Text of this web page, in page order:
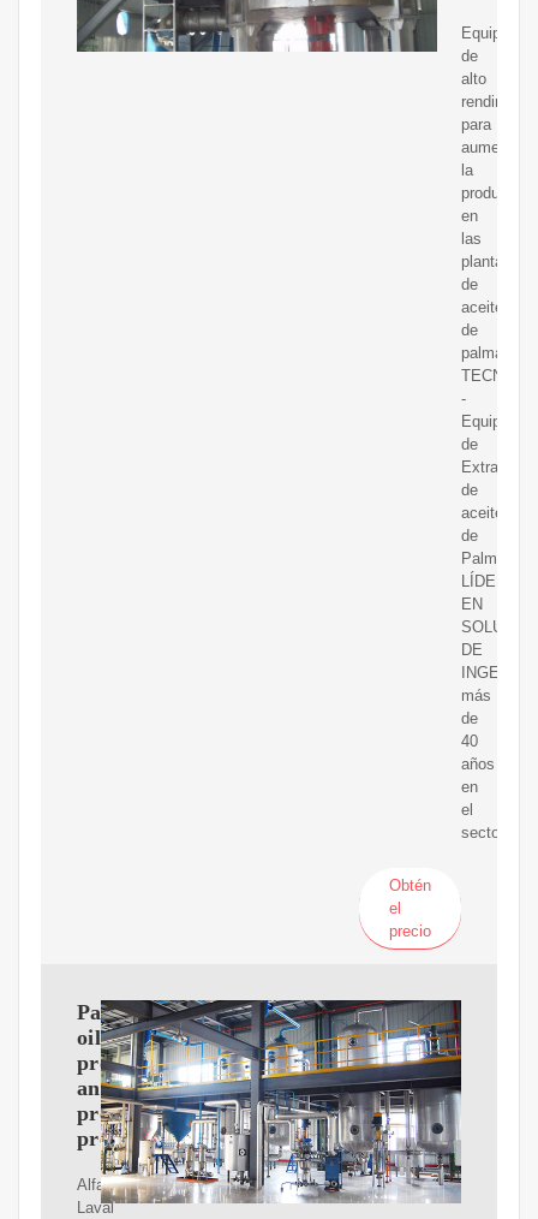
Equipos
de
alto
para
aumentar
la
producción
en
las
plantas
de
aceite
de
palma.
-
Equipos
de
Extracción
de
aceite
de
Palma.
LÍDERES
EN
DE
más
de
40
años
en
el
sector
Obtén
el
precio
Palm
oil
processing
and
production
process
Alfa
Laval